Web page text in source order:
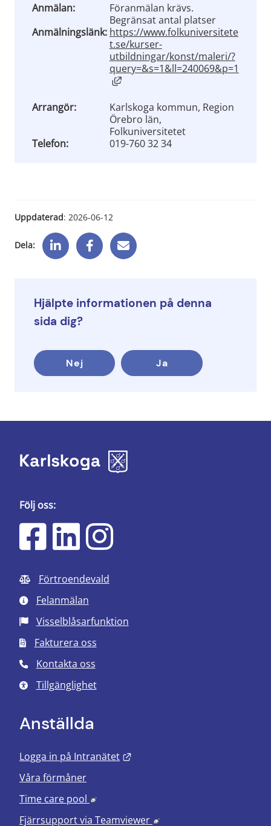
Anmälan:
Föranmälan krävs.
Begränsat antal platser
Anmälningslänk: https://www.folkuniversitete
t.se/kurser-
utbildningar/konst/maleri/?
query=&s=1&ll=240069&p=1
Länk till annan webbplats,
Arrangör:
Karlskoga kommun, Region
Örebro län,
Folkuniversitetet
Telefon:
019-760 32 34
Uppdaterad: 2026-06-12
Dela:
Hjälpte informationen på denna
sida dig?
Nej Ja
Följ oss:
Förtroendevald
Felanmälan
Visselblåsarfunktion
Fakturera oss
Kontakta oss
Tillgänglighet
Anställda
Logga in på Intranätet
Våra förmåner
Time care pool
Länk till annan webbplats, öppnas i
Fjärrsupport via Teamviewer Länk till annan